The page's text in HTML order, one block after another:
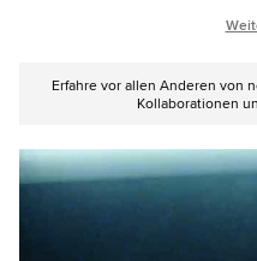
Erfahre vor allen Anderen von
Kollaborationen